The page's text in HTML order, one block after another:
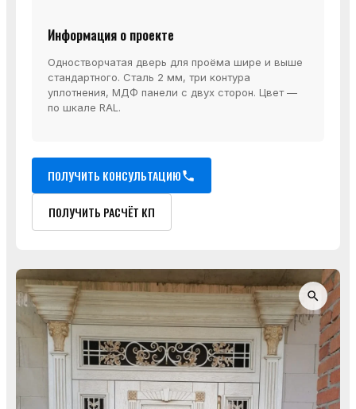
Информация о проекте
Одностворчатая дверь для проёма шире и выше
стандартного. Сталь 2 мм, три контура
уплотнения, МДФ панели с двух сторон. Цвет —
по шкале RAL.
ПОЛУЧИТЬ КОНСУЛЬТАЦИЮ
ПОЛУЧИТЬ РАСЧЁТ КП